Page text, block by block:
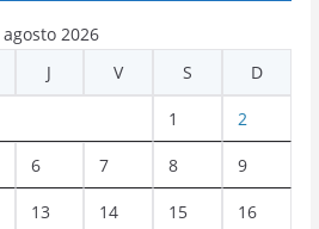
agosto 2026
J V S D
1 2
6 7 8 9
13 14 15 16